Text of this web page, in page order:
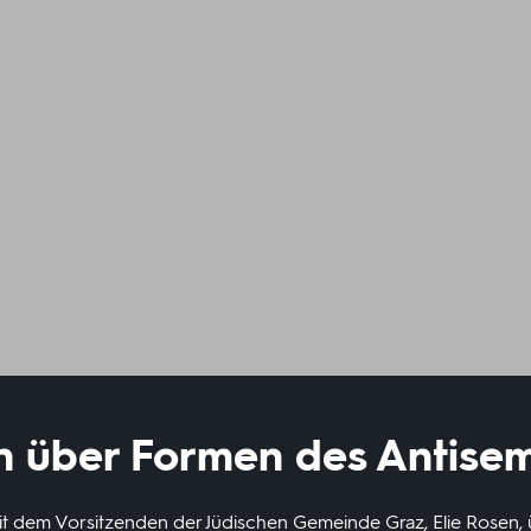
über Formen des
dem Vorsitzenden der Jüdischen Gemeinde Graz, Elie